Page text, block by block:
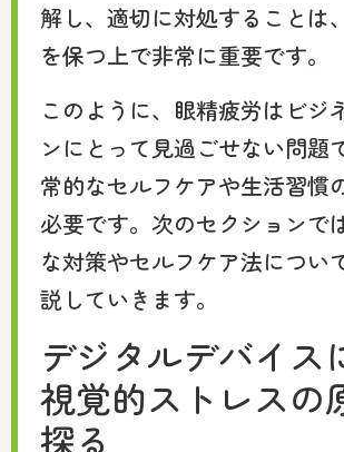
解し、適切に対処することは
を保つ上で非常に重要です。
このように、眼精疲労はビジ
ンにとって見過ごせない問題
常的なセルフケアや生活習慣
必要です。次のセクションで
な対策やセルフケア法につい
説していきます。
デジタルデバイス
視覚的ストレスの
探る